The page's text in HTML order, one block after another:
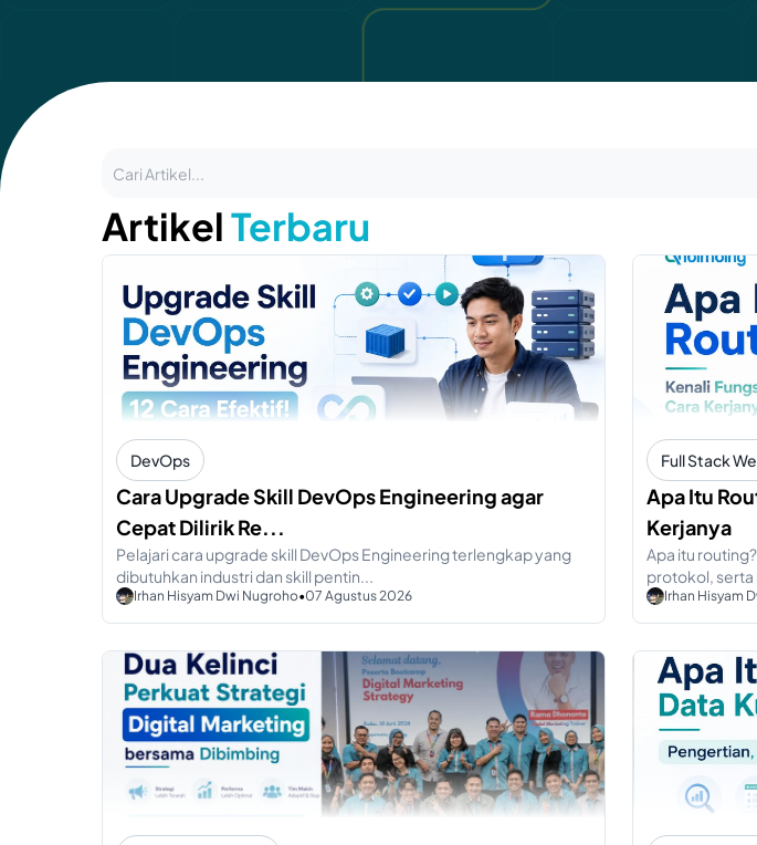
ArtikelTerbaru
DevOps
Cara Upgrade Skill DevOps Engineering agar
Cepat Dilirik Re...
Pelajari cara upgrade skill DevOps Engineering terlengkap yang
dibutuhkan industri dan skill pentin...
Irhan Hisyam Dwi Nugroho•07 Agustus 2026
Full Stack
Apa Itu
Kerjanya
Apa itu
protokol,
Irhan Hisyam